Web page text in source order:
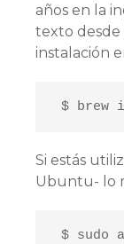
años en la
texto desde
instalación
$ brew
Si estás
Ubuntu- lo
$ sudo